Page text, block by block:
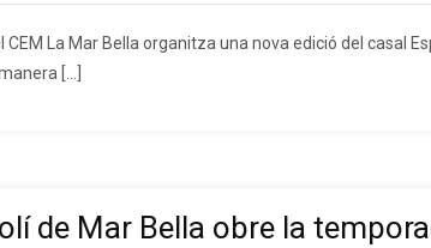
CEM La Mar Bella organitza una nova edició del casal
[…]
de Mar Bella obre la